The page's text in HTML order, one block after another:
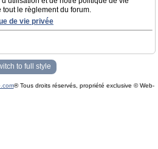
le règlement du forum.
de vie privée
to full style
® Tous droits réservés, propriété exclusive © Web-